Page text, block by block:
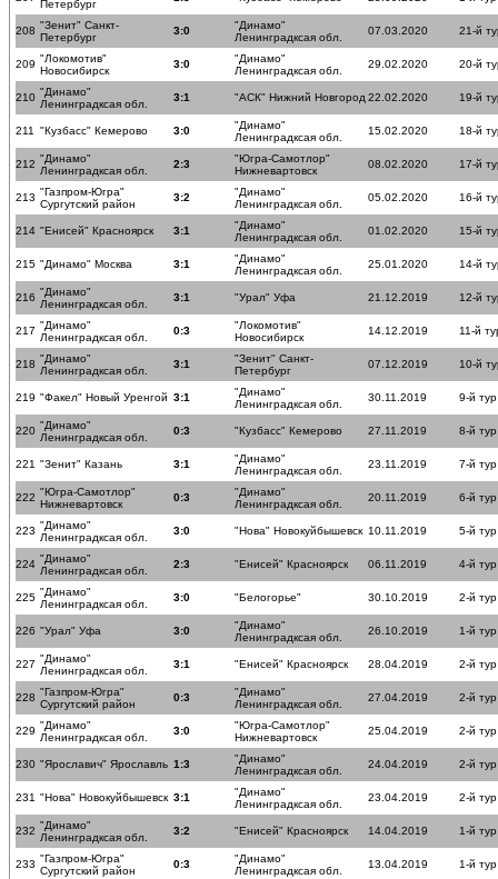
Петербург
208 "Зенит" Санкт-
Петербург
3:0
"Динамо"
Ленинградксая обл.
07.03.2020 21-й
209 "Локомотив"
Новосибирск
3:0
"Динамо"
Ленинградксая обл.
29.02.2020 20-й
210 "Динамо"
Ленинградксая обл.
3:1 "АСК" Нижний Новгород 22.02.2020 19-й
211 "Кузбасс" Кемерово 3:0
"Динамо"
Ленинградксая обл.
15.02.2020 18-й
212 "Динамо"
Ленинградксая обл.
2:3
"Югра-Самотлор"
Нижневартовск
08.02.2020 17-й
213 "Газпром-Югра"
Сургутский район
3:2
"Динамо"
Ленинградксая обл.
05.02.2020 16-й
214 "Енисей" Красноярск 3:1
"Динамо"
Ленинградксая обл.
01.02.2020 15-й
215 "Динамо" Москва 3:1
"Динамо"
Ленинградксая обл.
25.01.2020 14-й
216 "Динамо"
Ленинградксая обл.
3:1 "Урал" Уфа 21.12.2019 12-й
217 "Динамо"
Ленинградксая обл.
0:3
"Локомотив"
Новосибирск
14.12.2019 11-й
218 "Динамо"
Ленинградксая обл.
3:1
"Зенит" Санкт-
Петербург
07.12.2019 10-й
219 "Факел" Новый Уренгой 3:1
"Динамо"
Ленинградксая обл.
30.11.2019 9-й тур
220 "Динамо"
Ленинградксая обл.
0:3 "Кузбасс" Кемерово 27.11.2019 8-й тур
221 "Зенит" Казань 3:1
"Динамо"
Ленинградксая обл.
23.11.2019 7-й тур
222 "Югра-Самотлор"
Нижневартовск
0:3
"Динамо"
Ленинградксая обл.
20.11.2019 6-й тур
223 "Динамо"
Ленинградксая обл.
3:0 "Нова" Новокуйбышевск 10.11.2019 5-й тур
224 "Динамо"
Ленинградксая обл.
2:3 "Енисей" Красноярск 06.11.2019 4-й тур
225 "Динамо"
Ленинградксая обл.
3:0 "Белогорье" 30.10.2019 2-й тур
226 "Урал" Уфа 3:0
"Динамо"
Ленинградксая обл.
26.10.2019 1-й тур
227 "Динамо"
Ленинградксая обл.
3:1 "Енисей" Красноярск 28.04.2019 2-й
228 "Газпром-Югра"
Сургутский район
0:3
"Динамо"
Ленинградксая обл.
27.04.2019 2-й
229 "Динамо"
Ленинградксая обл.
3:0
"Югра-Самотлор"
Нижневартовск
25.04.2019 2-й
230 "Ярославич" Ярославль 1:3
"Динамо"
Ленинградксая обл.
24.04.2019 2-й
231 "Нова" Новокуйбышевск 3:1
"Динамо"
Ленинградксая обл.
23.04.2019 2-й
232 "Динамо"
Ленинградксая обл.
3:2 "Енисей" Красноярск 14.04.2019 1-й
233 "Газпром-Югра"
Сургутский район
0:3
"Динамо"
Ленинградксая обл.
13.04.2019 1-й